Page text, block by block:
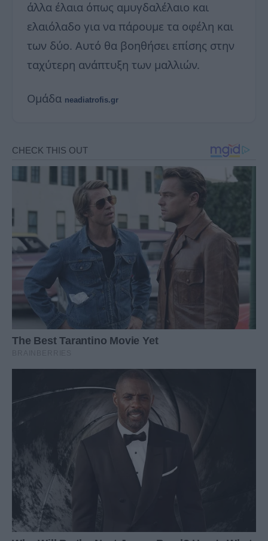
άλλα έλαια όπως αμυγδαλέλαιο και
ελαιόλαδο για να πάρουμε τα οφέλη και
των δύο. Αυτό θα βοηθήσει επίσης στην
ταχύτερη ανάπτυξη των μαλλιών.
Ομάδα neadiatrofis.gr